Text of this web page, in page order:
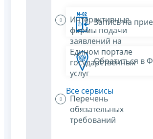
Интерактивные
формы подачи
заявлений на
Едином портале
государственных
услуг
Перечень
обязательных
требований
Запись на
Обратиться в
Все сервисы